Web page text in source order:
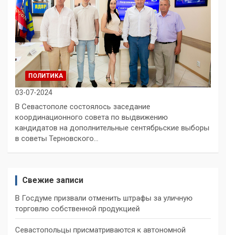
ПОЛИТИКА
03-07-2024
В Севастополе состоялось заседание
координационного совета по выдвижению
кандидатов на дополнительные сентябрьские выборы
в советы Терновского…
Свежие записи
В Госдуме призвали отменить штрафы за уличную
торговлю собственной продукцией
Севастопольцы присматриваются к автономной